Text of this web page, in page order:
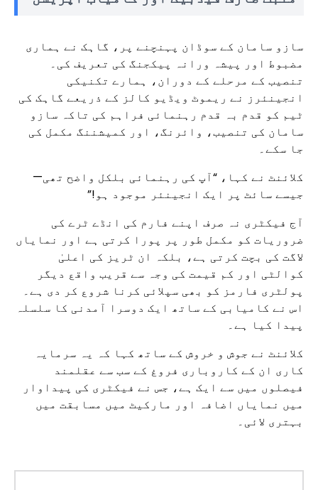
سازو سامان کے سوڈان پہنچنے پر، گاہک نے ہماری
مضبوط اور پیشہ ورانہ پیکجنگ کی تعریف کی۔
تنصیب کے مرحلے کے دوران، ہمارے تکنیکی
انجینئرز نے ریموٹ ویڈیو کالز کے ذریعے گاہک کی
ٹیم کو قدم بہ قدم رہنمائی فراہم کی تاکہ سازو
سامان کی تنصیب، وائرنگ، اور کمیشننگ مکمل کی
جا سکے۔
کلائنٹ نے کہا، “آپ کی رہنمائی بلکل واضح تھی—
جیسے سائٹ پر ایک انجینئر موجود ہو!”
آج فیکٹری نہ صرف اپنے فارم کی انڈے ٹرے کی
ضروریات کو مکمل طور پر پورا کرتی ہے اور نمایاں
لاگت کی بچت کرتی ہے، بلکہ ان ٹریز کی اعلیٰ
کوالٹی اور کم قیمت کی وجہ سے قریب واقع دیگر
پولٹری فارمز کو بھی سپلائی کرنا شروع کر دی ہے۔
اس نے کامیابی کے ساتھ ایک دوسرا آمدنی کا سلسلہ
پیدا کیا ہے۔
کلائنٹ نے جوش و خروش کے ساتھ کہا کہ یہ سرمایہ
کاری ان کے کاروباری فروغ کے سب سے عقلمند
فیصلوں میں سے ایک ہے، جس نے فیکٹری کی پیداوار
میں نمایاں اضافہ اور مارکیٹ میں مسابقت میں
بہتری لائی۔